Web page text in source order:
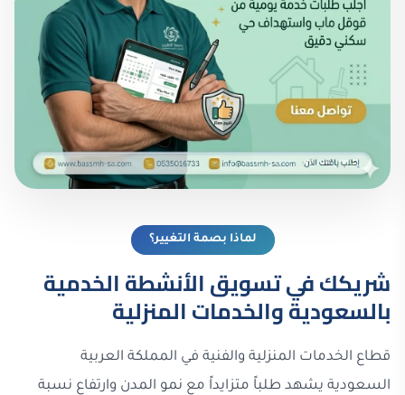
لماذا بصمة التغيير؟
شريكك في تسويق الأنشطة الخدمية
بالسعودية والخدمات المنزلية
قطاع الخدمات المنزلية والفنية في المملكة العربية
السعودية يشهد طلباً متزايداً مع نمو المدن وارتفاع نسبة